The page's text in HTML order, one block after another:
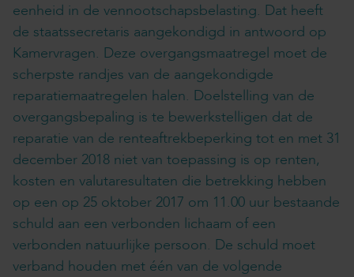
eenheid in de vennootschapsbelasting. Dat heeft
de staatssecretaris aangekondigd in antwoord op
Kamervragen. Deze overgangsmaatregel moet de
scherpste randjes van de aangekondigde
reparatiemaatregelen halen. Doelstelling van de
overgangsbepaling is te bewerkstelligen dat de
reparatie van de renteaftrekbeperking tot en met 31
december 2018 niet van toepassing is op renten,
kosten en valutaresultaten die betrekking hebben
op een op 25 oktober 2017 om 11.00 uur bestaande
schuld aan een verbonden lichaam of een
verbonden natuurlijke persoon. De schuld moet
verband houden met één van de volgende